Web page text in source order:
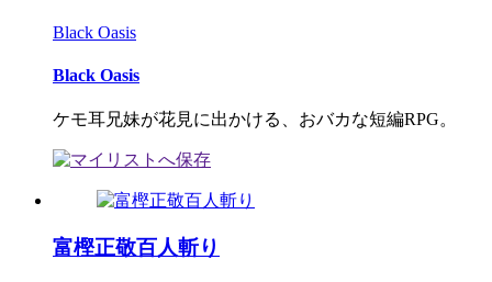
Black Oasis
Black Oasis
ケモ耳兄妹が花見に出かける、おバカな短編RPG。
富樫正敬百人斬り